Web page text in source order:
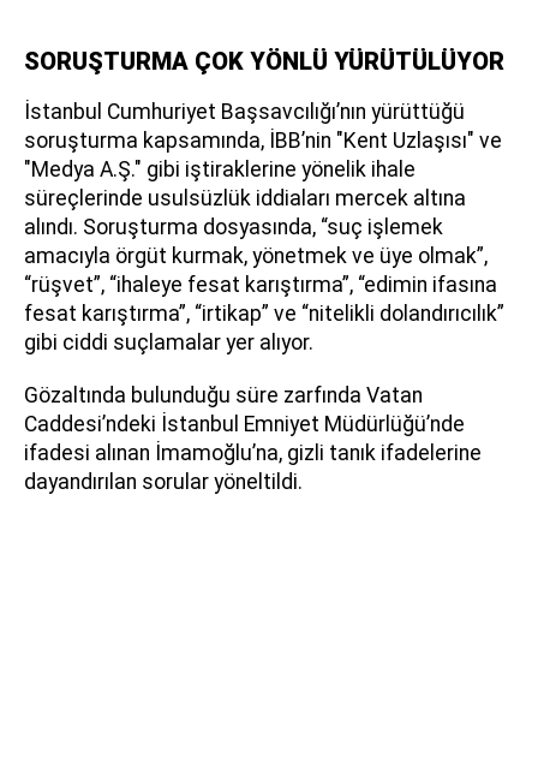
SORUŞTURMA ÇOK YÖNLÜ YÜRÜTÜLÜYOR
İstanbul Cumhuriyet Başsavcılığı’nın yürüttüğü
soruşturma kapsamında, İBB’nin "Kent Uzlaşısı" ve
"Medya A.Ş." gibi iştiraklerine yönelik ihale
süreçlerinde usulsüzlük iddiaları mercek altına
alındı. Soruşturma dosyasında, “suç işlemek
amacıyla örgüt kurmak, yönetmek ve üye olmak”,
“rüşvet”, “ihaleye fesat karıştırma”, “edimin ifasına
fesat karıştırma”, “irtikap” ve “nitelikli dolandırıcılık”
gibi ciddi suçlamalar yer alıyor.
Gözaltında bulunduğu süre zarfında Vatan
Caddesi’ndeki İstanbul Emniyet Müdürlüğü’nde
ifadesi alınan İmamoğlu’na, gizli tanık ifadelerine
dayandırılan sorular yöneltildi.